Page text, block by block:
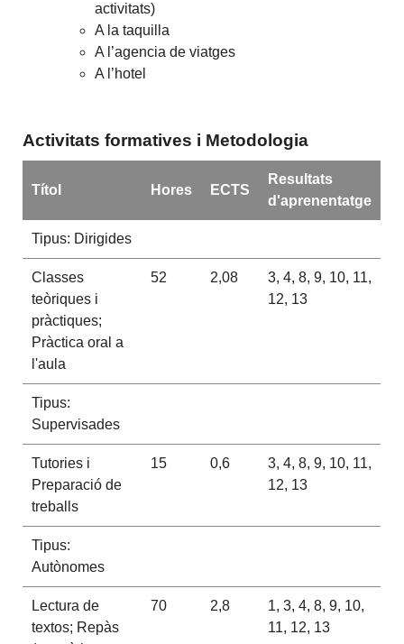
activitats)
A la taquilla
A l’agencia de viatges
A l’hotel
Activitats formatives i Metodologia
Títol Hores ECTS
Resultats
d'aprenentatge
Tipus: Dirigides
Classes
teòriques i
pràctiques;
Pràctica oral a
l'aula
52 2,08
3, 4, 8, 9, 10, 11,
12, 13
Tipus:
Supervisades
Tutories i
Preparació de
treballs
15 0,6
3, 4, 8, 9, 10, 11,
12, 13
Tipus:
Autònomes
Lectura de
textos; Repàs
70 2,8
1, 3, 4, 8, 9, 10,
11, 12, 13